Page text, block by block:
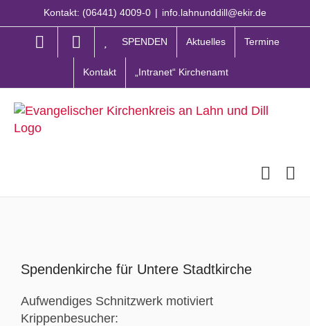
Inhalt
Kontakt: (06441) 4009-0 | info.lahnunddill@ekir.de
SPENDEN Aktuelles Termine
Kontakt „Intranet“ Kirchenamt
grösseres
Bild
Spendenkirche für Untere Stadtkirche
Aufwendiges Schnitzwerk motiviert
Krippenbesucher: